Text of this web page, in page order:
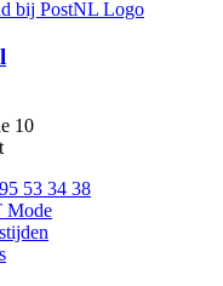
10
53 34 38
Mode